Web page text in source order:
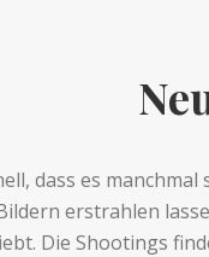
dass es
erstrahlen
Die Shootings